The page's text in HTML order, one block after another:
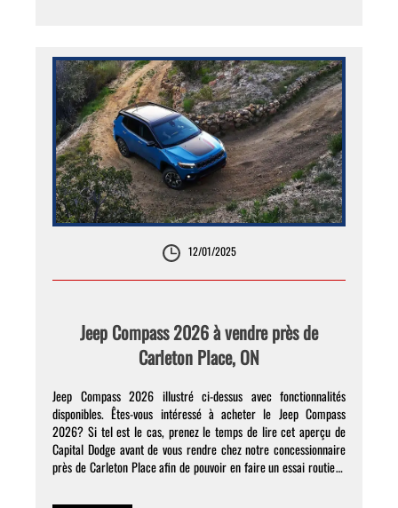
12/01/2025
Jeep Compass 2026 à vendre près de
Carleton Place, ON
Jeep Compass 2026 illustré ci-dessus avec fonctionnalités
disponibles. Êtes-vous intéressé à acheter le Jeep Compass
2026? Si tel est le cas, prenez le temps de lire cet aperçu de
Capital Dodge avant de vous rendre chez notre concessionnaire
près de Carleton Place afin de pouvoir en faire un essai routier !